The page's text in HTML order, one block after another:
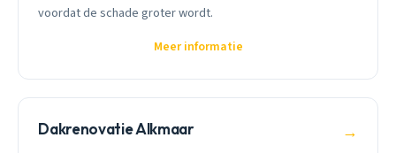
voordat de schade groter wordt.
Meer informatie
Dakrenovatie Alkmaar →